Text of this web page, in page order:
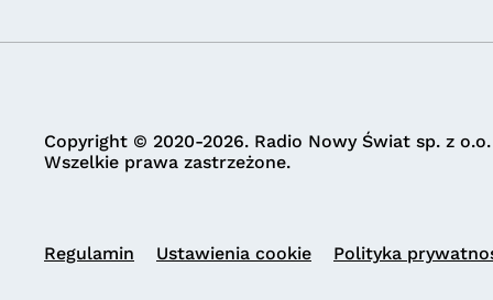
Copyright © 2020-2026. Radio Nowy Świat sp. z o.o.
Wszelkie prawa zastrzeżone.
Regulamin Ustawienia cookie Polityka